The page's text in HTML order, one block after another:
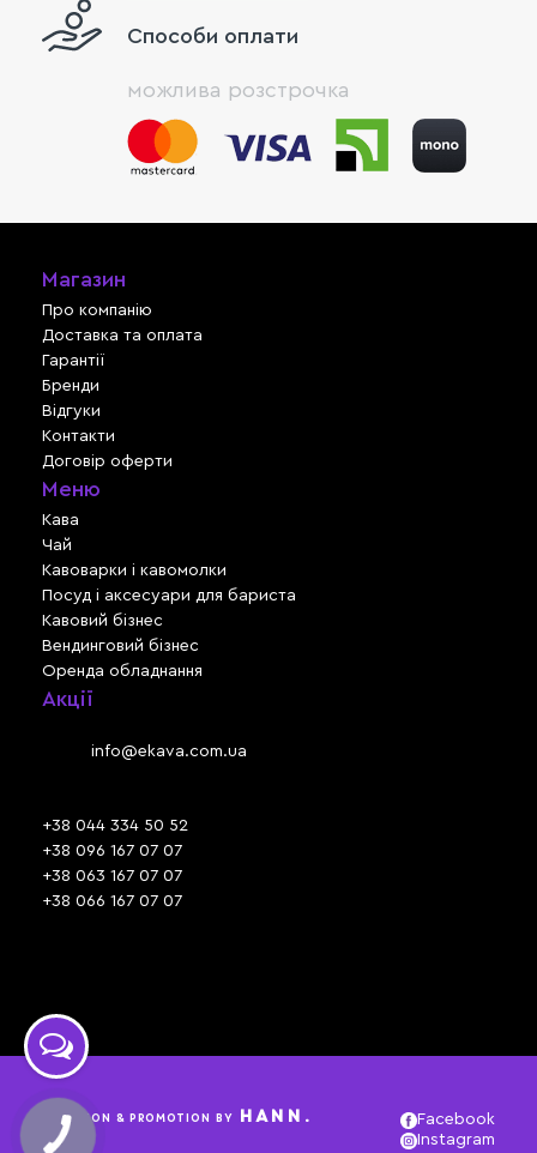
Способи оплати
можлива розстрочка
Магазин
Про компанію
Доставка та оплата
Гарантії
Бренди
Відгуки
Контакти
Договір оферти
Меню
Кава
Чай
Кавоварки і кавомолки
Посуд і аксесуари для бариста
Кавовий бізнес
Вендинговий бізнес
Оренда обладнання
Акції
info@ekava.com.ua
+38 044 334 50 52
+38 096 167 07 07
+38 063 167 07 07
+38 066 167 07 07
CREATION & PROMOTION BY HANN.
Facebook
Instagram